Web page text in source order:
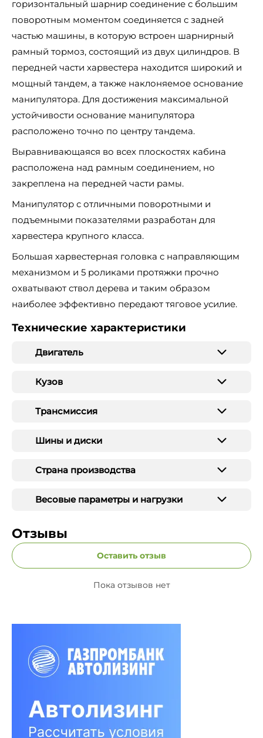
горизонтальный шарнир соединение с большим
поворотным моментом соединяется с задней
частью машины, в которую встроен шарнирный
рамный тормоз, состоящий из двух цилиндров. В
передней части харвестера находится широкий и
мощный тандем, а также наклоняемое основание
манипулятора. Для достижения максимальной
устойчивости основание манипулятора
расположено точно по центру тандема.
Выравнивающаяся во всех плоскостях кабина
расположена над рамным соединением, но
закреплена на передней части рамы.
Манипулятор с отличными поворотными и
подъемными показателями разработан для
харвестера крупного класса.
Большая харвестерная головка с направляющим
механизмом и 5 роликами протяжки прочно
охватывают ствол дерева и таким образом
наиболее эффективно передают тяговое усилие.
Технические характеристики
Двигатель
Кузов
Трансмиссия
Шины и диски
Страна производства
Весовые параметры и нагрузки
Отзывы
Оставить отзыв
Пока отзывов нет